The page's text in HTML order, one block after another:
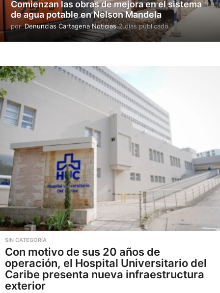
a
o
Comienzan las obras de mejora en el sistema
de agua potable en Nelson Mandela
por Denuncias Cartagena Noticias 2 días publicado2
d
a
d
o
SIN CATEGORÍA
Con motivo de sus 20 años de
operación, el Hospital Universitario del
Caribe presenta nueva infraestructura
exterior